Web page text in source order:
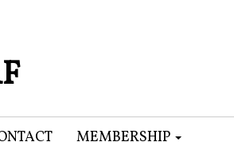
MEMBERSHIP